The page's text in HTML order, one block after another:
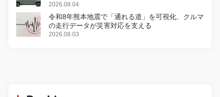
2026.08.04
令和8年熊本地震で「通れる道」を可視化、クルマ
の走行データが災害対応を支える
2026.08.03